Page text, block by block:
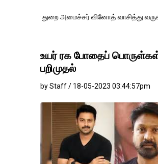
அமைச்சர் வினோத் வாசித்து வருகிறார். �.
உயர் ரக போதைப்
பறிமுதல்
by Staff / 18-05-2023 03:44:57pm